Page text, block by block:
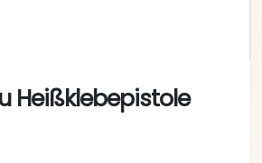
Heißklebepistole